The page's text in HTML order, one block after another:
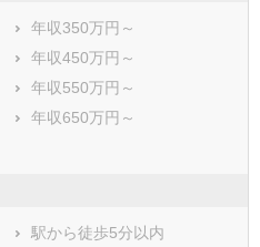
年収350万円～
年収450万円～
年収550万円～
年収650万円～
駅から徒歩5分以内